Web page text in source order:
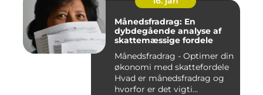
Månedsfradrag: En
dybdegående analyse af
skattemæssige fordele
Månedsfradrag - Optimer din
økonomi med skattefordele
Hvad er månedsfradrag og
hvorfor er det vigti...